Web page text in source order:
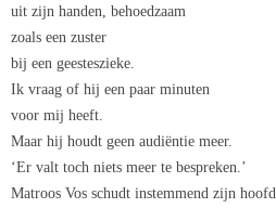
uit zijn handen, behoedzaam
zoals een zuster
bij een geesteszieke.
Ik vraag of hij een paar minuten
voor mij heeft.
Maar hij houdt geen audiëntie meer.
‘Er valt toch niets meer te bespreken.’
Matroos Vos schudt instemmend zijn hoofd.